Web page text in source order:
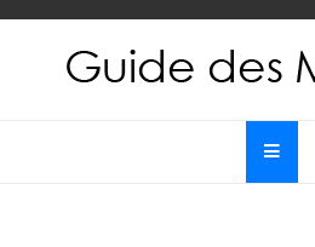
Skip
content
Guide des